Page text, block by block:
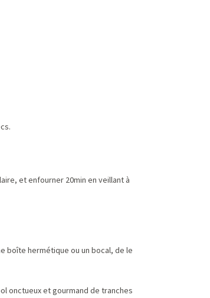
et enfourner 20min en veillant à
boîte hermétique ou un bocal, de le
onctueux et gourmand de tranches